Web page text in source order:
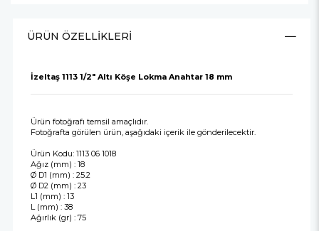
ÜRÜN ÖZELLIKLERI
İzeltaş 1113 1/2" Altı Köşe Lokma Anahtar 18 mm
Ürün fotoğrafı temsil amaçlıdır.
Fotoğrafta görülen ürün, aşağıdaki içerik ile gönderilecektir.
Ürün Kodu: 1113 06 1018
Ağız (mm) : 18
Ø D1 (mm) : 25.2
Ø D2 (mm) : 23
L1 (mm) : 13
L (mm) : 38
Ağırlık (gr) : 75